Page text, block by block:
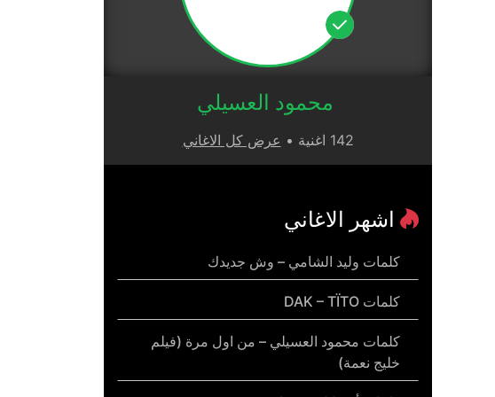
محمود العسيلي
142 اغنية • عرض كل الاغاني
اشهر الاغاني
كلمات وليد الشامي – وش جديدك
كلمات DAK – TÏTO
كلمات محمود العسيلي – من اول مرة (فيلم
خليج نعمة)